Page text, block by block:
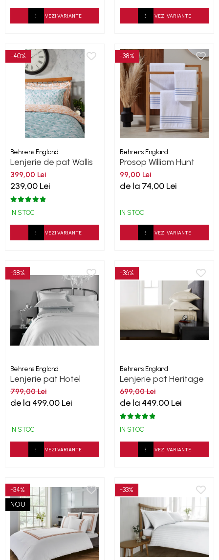
VEZI VARIANTE VEZI VARIANTE
-40%
Behrens England
Lenjerie de pat Wallis
Young Hive Percale
399,00 Lei
239,00 Lei
IN STOC
VEZI VARIANTE
-38%
Behrens England
Prosop William Hunt
White-Navy 600GSM
99,00 Lei
de la 74,00 Lei
IN STOC
VEZI VARIANTE
-38%
Behrens England
Lenjerie pat Hotel
living -Ice Grey 600TC
799,00 Lei
de la 499,00 Lei
IN STOC
VEZI VARIANTE
-36%
Behrens England
Lenjerie pat Heritage
Ivory Bumbac 600TC
699,00 Lei
de la 449,00 Lei
IN STOC
VEZI VARIANTE
-34%
NOU
-33%